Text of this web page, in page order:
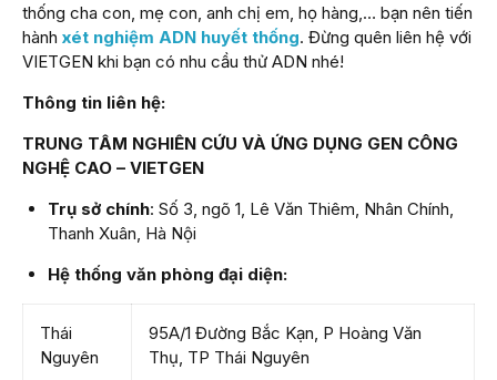
thống cha con, mẹ con, anh chị em, họ hàng,… bạn nên tiến
hành xét nghiệm ADN huyết thống. Đừng quên liên hệ với
VIETGEN khi bạn có nhu cầu thử ADN nhé!
Thông tin liên hệ:
TRUNG TÂM NGHIÊN CỨU VÀ ỨNG DỤNG GEN CÔNG
NGHỆ CAO – VIETGEN
Trụ sở chính: Số 3, ngõ 1, Lê Văn Thiêm, Nhân Chính,
Thanh Xuân, Hà Nội
Hệ thống văn phòng đại diện:
Thái
Nguyên
95A/1 Đường Bắc Kạn, P Hoàng Văn
Thụ, TP Thái Nguyên